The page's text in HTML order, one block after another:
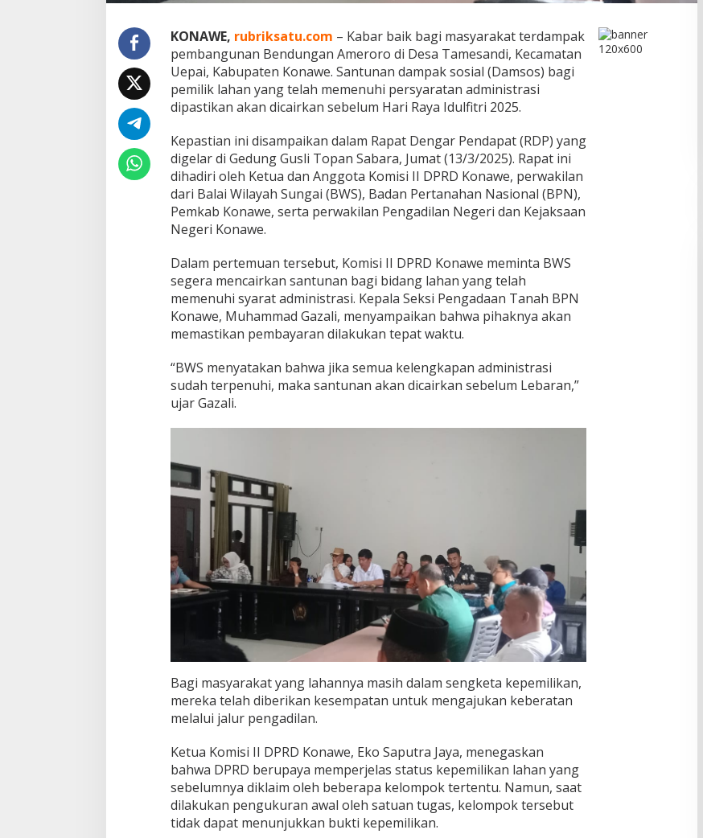
s
i
k
a
n
P
e
c
a
i
r
a
n
a
t
u
n
n
D
m
s
B
u
n
g
n
A
m
e
o
o
KONAWE, rubriksatu.com – Kabar baik bagi masyarakat terdampak
pembangunan Bendungan Ameroro di Desa Tamesandi, Kecamatan
Uepai, Kabupaten Konawe. Santunan dampak sosial (Damsos) bagi
pemilik lahan yang telah memenuhi persyaratan administrasi
dipastikan akan dicairkan sebelum Hari Raya Idulfitri 2025.
Kepastian ini disampaikan dalam Rapat Dengar Pendapat (RDP) yang
digelar di Gedung Gusli Topan Sabara, Jumat (13/3/2025). Rapat ini
dihadiri oleh Ketua dan Anggota Komisi II DPRD Konawe, perwakilan
dari Balai Wilayah Sungai (BWS), Badan Pertanahan Nasional (BPN),
Pemkab Konawe, serta perwakilan Pengadilan Negeri dan Kejaksaan
Negeri Konawe.
Dalam pertemuan tersebut, Komisi II DPRD Konawe meminta BWS
segera mencairkan santunan bagi bidang lahan yang telah
memenuhi syarat administrasi. Kepala Seksi Pengadaan Tanah BPN
Konawe, Muhammad Gazali, menyampaikan bahwa pihaknya akan
memastikan pembayaran dilakukan tepat waktu.
“BWS menyatakan bahwa jika semua kelengkapan administrasi
sudah terpenuhi, maka santunan akan dicairkan sebelum Lebaran,”
ujar Gazali.
Bagi masyarakat yang lahannya masih dalam sengketa kepemilikan,
mereka telah diberikan kesempatan untuk mengajukan keberatan
melalui jalur pengadilan.
Ketua Komisi II DPRD Konawe, Eko Saputra Jaya, menegaskan
bahwa DPRD berupaya memperjelas status kepemilikan lahan yang
sebelumnya diklaim oleh beberapa kelompok tertentu. Namun, saat
dilakukan pengukuran awal oleh satuan tugas, kelompok tersebut
tidak dapat menunjukkan bukti kepemilikan.